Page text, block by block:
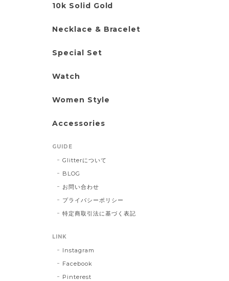
10k Solid Gold
Necklace & Bracelet
Special Set
Watch
Women Style
Accessories
GUIDE
Glitterについて
BLOG
お問い合わせ
プライバシーポリシー
特定商取引法に基づく表記
LINK
Instagram
Facebook
Pinterest